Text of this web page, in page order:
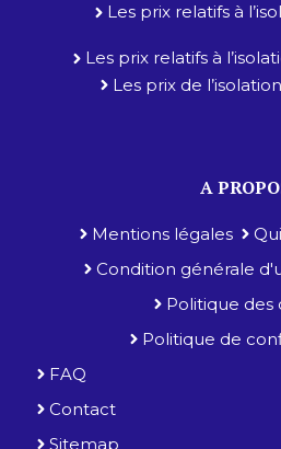
Les prix relatifs à
Les prix relatifs à
Les prix de
A
Mentions légales
Condition générale
Politique des
Politique de
FAQ
Contact
Sitemap